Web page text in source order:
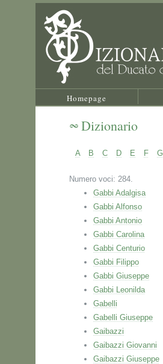
Homepage
Dizionario
A B C D E F G
Numero voci: 284.
Gabbi Adalgisa
Gabbi Alfonso
Gabbi Antonio
Gabbi Carolina
Gabbi Centurio
Gabbi Filippo
Gabbi Giuseppe
Gabbi Leonilda
Gabelli
Gabelli Giuseppe
Gaibazzi
Gaibazzi Giovanni
Gaibazzi Giuseppe